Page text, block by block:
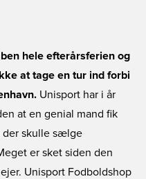
hele efterårsferien og
at tage en tur ind forbi
Unisport har i år
at en genial mand fik
der skulle sælge
er sket siden den
Unisport Fodboldshop